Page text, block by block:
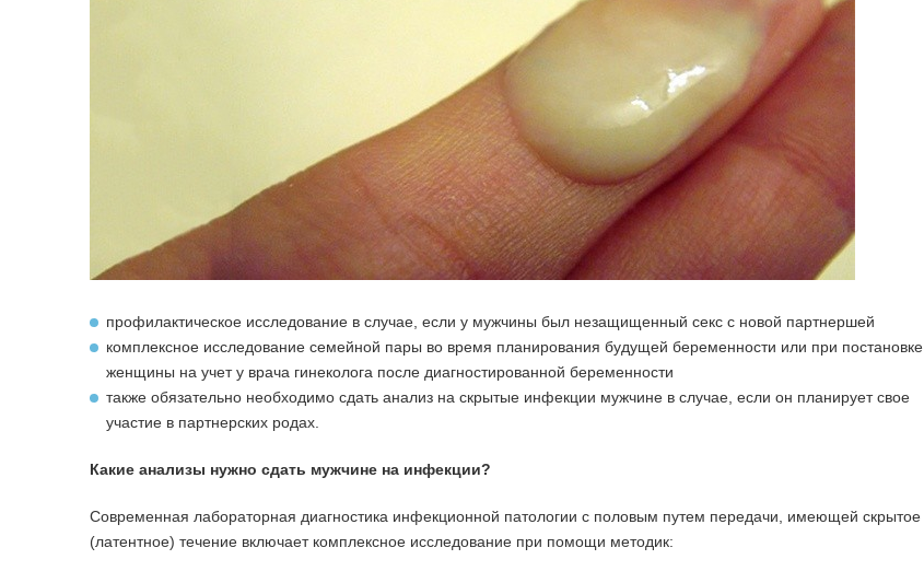
профилактическое исследование в случае, если у мужчины был незащищенный секс с новой партнершей
комплексное исследование семейной пары во время планирования будущей беременности или при постановке
женщины на учет у врача гинеколога после диагностированной беременности
также обязательно необходимо сдать анализ на скрытые инфекции мужчине в случае, если он планирует свое
участие в партнерских родах.
Какие анализы нужно сдать мужчине на инфекции?
Современная лабораторная диагностика инфекционной патологии с половым путем передачи, имеющей скрытое
(латентное) течение включает комплексное исследование при помощи методик: